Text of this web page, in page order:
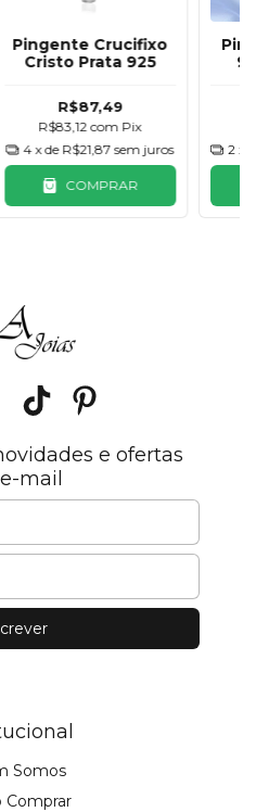
Pingente Crucifixo
Cristo Prata 925
R$87,49
R$83,12com Pix
4 x de R$21,87 sem juros
COMPRAR
2 x
e ofertas
mail
Somos
Comprar